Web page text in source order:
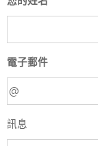
電子郵件
訊息